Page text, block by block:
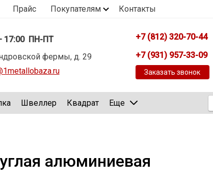
Прайс Покупателям Контакты
17:00 ПН-ПТ
фермы, д. 29
+7 (812) 320-70-44
+7 (931) 957-33-09
Заказать звонок
Швеллер Квадрат Еще
алюминиевая